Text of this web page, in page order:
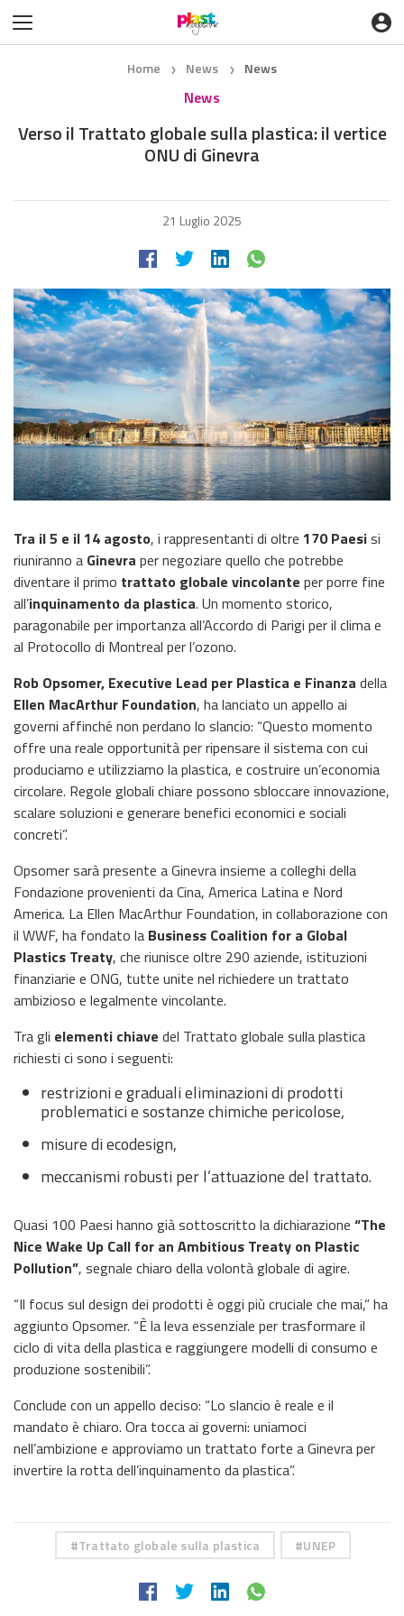
Home ❯ News ❯ News
News
Verso il Trattato globale sulla plastica: il vertice
ONU di Ginevra
21 Luglio 2025
Tra il 5 e il 14 agosto, i rappresentanti di oltre 170 Paesisi
riuniranno a Ginevra per negoziare quello che potrebbe
diventare il primo trattato globale vincolante per porre fine
all’inquinamento da plastica. Un momento storico,
paragonabile per importanza all’Accordo di Parigi per il clima e
al Protocollo di Montreal per l’ozono.
Rob Opsomer, Executive Lead per Plastica e Finanza della
Ellen MacArthur Foundation, ha lanciato un appello ai
governi affinché non perdano lo slancio: “Questo momento
offre una reale opportunità per ripensare il sistema con cui
produciamo e utilizziamo la plastica, e costruire un’economia
circolare. Regole globali chiare possono sbloccare innovazione,
scalare soluzioni e generare benefici economici e sociali
concreti”.
Opsomer sarà presente a Ginevra insieme a colleghi della
Fondazione provenienti da Cina, America Latina e Nord
America. La Ellen MacArthur Foundation, in collaborazione con
il WWF, ha fondato la Business Coalition for a Global
Plastics Treaty, che riunisce oltre 290 aziende, istituzioni
finanziarie e ONG, tutte unite nel richiedere un trattato
ambizioso e legalmente vincolante.
Tra gli elementi chiave del Trattato globale sulla plastica
richiesti ci sono i seguenti:
restrizioni e graduali eliminazioni di prodotti
problematici e sostanze chimiche pericolose,
misure di ecodesign,
meccanismi robusti per l’attuazione del trattato.
Quasi 100 Paesi hanno già sottoscritto la dichiarazione “The
Nice Wake Up Call for an Ambitious Treaty on Plastic
Pollution”, segnale chiaro della volontà globale di agire.
“Il focus sul design dei prodotti è oggi più cruciale che mai,” ha
aggiunto Opsomer. “È la leva essenziale per trasformare il
ciclo di vita della plastica e raggiungere modelli di consumo e
produzione sostenibili”.
Conclude con un appello deciso: “Lo slancio è reale e il
mandato è chiaro. Ora tocca ai governi: uniamoci
nell’ambizione e approviamo un trattato forte a Ginevra per
invertire la rotta dell’inquinamento da plastica”.
Trattato globale sulla plastica UNEP